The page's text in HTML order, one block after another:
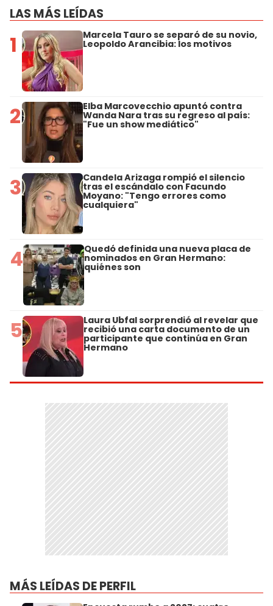
LAS MÁS LEÍDAS
1 Marcela Tauro se separó de su novio,
Leopoldo Arancibia: los motivos
2 Elba Marcovecchio apuntó contra
Wanda Nara tras su regreso al país:
"Fue un show mediático"
3 Candela Arizaga rompió el silencio
tras el escándalo con Facundo
Moyano: "Tengo errores como
cualquiera"
4 Quedó definida una nueva placa de
nominados en Gran Hermano:
quiénes son
5 Laura Ubfal sorprendió al revelar que
recibió una carta documento de un
participante que continúa en Gran
Hermano
MÁS LEÍDAS DE PERFIL